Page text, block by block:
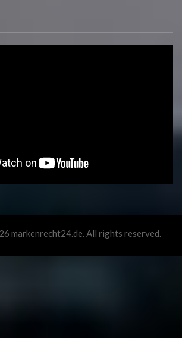
markenrecht24.de. All rights reserved.